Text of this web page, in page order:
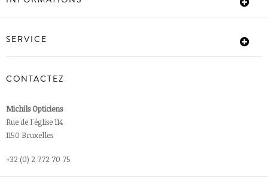
SERVICE
CONTACTEZ
Michils Opticiens
Rue de l'église 114
1150 Bruxelles
+32 (0) 2 772 70 75